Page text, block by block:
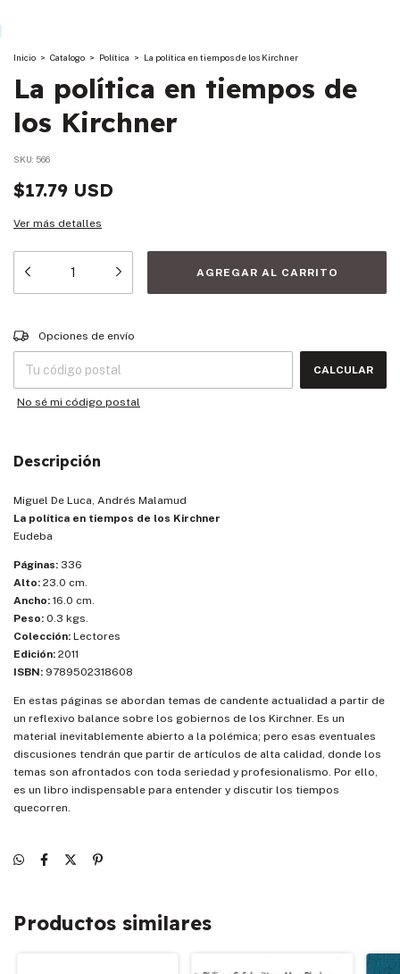
Inicio > Catalogo > Política > La política en tiempos de los Kirchner
La política en tiempos de
los Kirchner
SKU: 566
$17.79 USD
Ver más detalles
Entregas para el CP:
Opciones de envío
CALCULAR
No sé mi código postal
Descripción
Miguel De Luca, Andrés Malamud
La política en tiempos de los Kirchner
Eudeba
Páginas: 336
Alto: 23.0 cm.
Ancho: 16.0 cm.
Peso: 0.3 kgs.
Colección: Lectores
Edición: 2011
ISBN: 9789502318608
En estas páginas se abordan temas de candente actualidad a partir de
un reflexivo balance sobre los gobiernos de los Kirchner. Es un
material inevitablemente abierto a la polémica; pero esas eventuales
discusiones tendrán que partir de artículos de alta calidad, donde los
temas son afrontados con toda seriedad y profesionalismo. Por ello,
es un libro indispensable para entender y discutir los tiempos
quecorren.
Productos similares